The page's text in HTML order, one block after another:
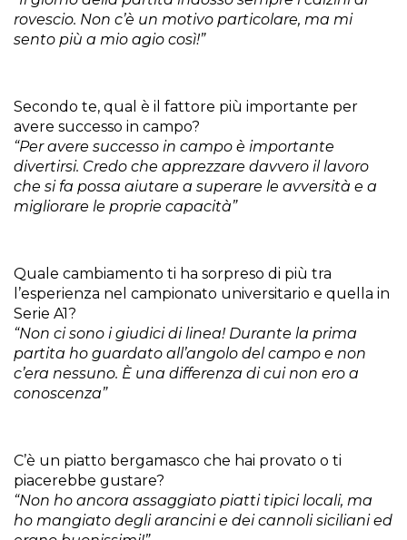
rovescio. Non c’è un motivo particolare, ma mi
sento più a mio agio così!”
Secondo te, qual è il fattore più importante per
avere successo in campo?
“Per avere successo in campo è importante
divertirsi. Credo che apprezzare davvero il lavoro
che si fa possa aiutare a superare le avversità e a
migliorare le proprie capacità”
Quale cambiamento ti ha sorpreso di più tra
l’esperienza nel campionato universitario e quella in
Serie A1?
“Non ci sono i giudici di linea! Durante la prima
partita ho guardato all’angolo del campo e non
c’era nessuno. È una differenza di cui non ero a
conoscenza”
C’è un piatto bergamasco che hai provato o ti
piacerebbe gustare?
“Non ho ancora assaggiato piatti tipici locali, ma
ho mangiato degli arancini e dei cannoli siciliani ed